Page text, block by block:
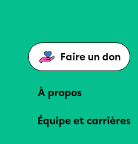
Faire un don
À propos
Équipe et carrières